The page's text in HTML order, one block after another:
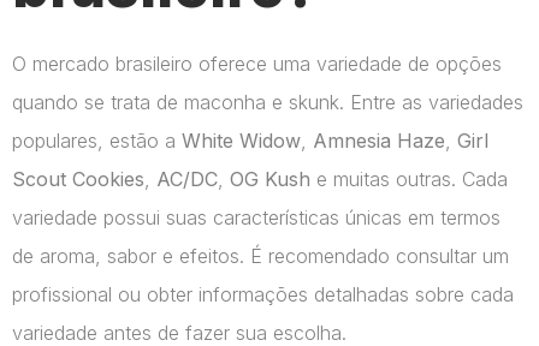
O mercado brasileiro oferece uma variedade de opções
quando se trata de maconha e skunk. Entre as variedades
populares, estão a White Widow Amnesia Haze Girl
Scout Cookies AC/DC OG Kush e muitas outras. Cada
variedade possui suas características únicas em termos
de aroma, sabor e efeitos. É recomendado consultar um
profissional ou obter informações detalhadas sobre cada
variedade antes de fazer sua escolha.